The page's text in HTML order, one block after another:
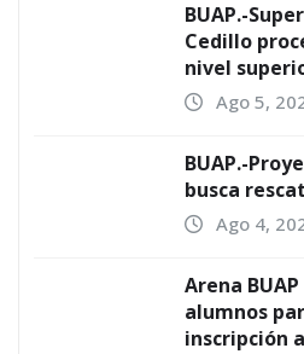
BUAP.-
Cedillo
nivel
Ago 5,
BUAP.-
busca
Ago 4,
Arena
alumnos
inscripción